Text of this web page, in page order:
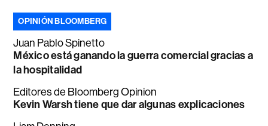
OPINIÓN BLOOMBERG
Juan Pablo Spinetto
México está ganando la guerra comercial gracias a
la hospitalidad
Editores de Bloomberg Opinion
Kevin Warsh tiene que dar algunas explicaciones